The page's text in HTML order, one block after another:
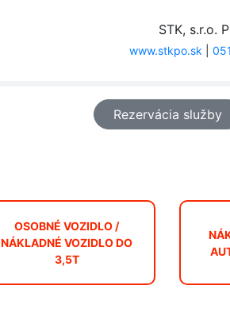
STK, s.r.o.
www.stkpo.sk
Rezervácia služby
OSOBNÉ VOZIDLO /
NÁKLADNÉ VOZIDLO DO
3,5T